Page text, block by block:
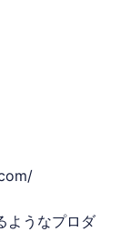
ようなプロダ